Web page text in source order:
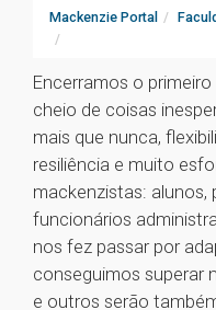
Mackenzie Portal
Encerramos o
cheio de coisas
mais que nunca,
resiliência e muito
mackenzistas: alunos,
funcionários
nos fez passar por
conseguimos superar
e outros serão